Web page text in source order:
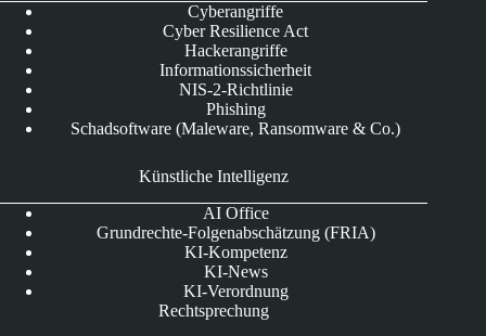
Cyberangriffe
Cyber Resilience Act
Hackerangriffe
Informationssicherheit
NIS-2-Richtlinie
Phishing
Schadsoftware (Maleware, Ransomware & Co.)
Künstliche Intelligenz
AI Office
Grundrechte-Folgenabschätzung (FRIA)
KI-Kompetenz
KI-News
KI-Verordnung
Rechtsprechung